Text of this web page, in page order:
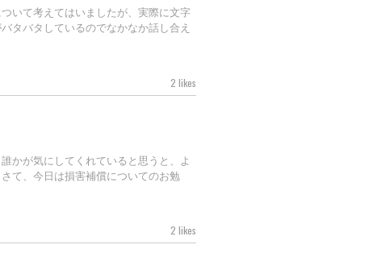
いて考えてはいましたが、実際に文字
タバタしているのでなかなか話し合え
2 likes
かが気にしてくれていると思うと、よ
て、今日は損害補償についてのお勉
2 likes